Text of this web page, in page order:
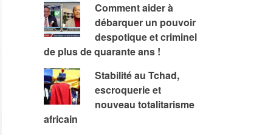
Comment aider à
débarquer un pouvoir
despotique et criminel
de plus de quarante ans !
Stabilité au Tchad,
escroquerie et
nouveau totalitarisme
africain